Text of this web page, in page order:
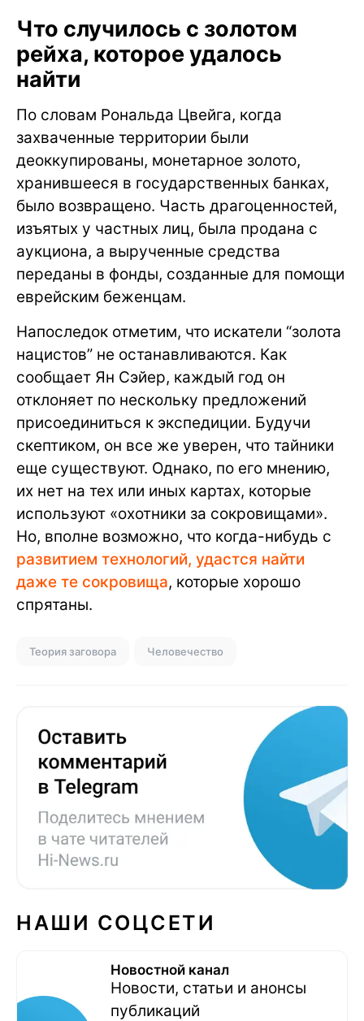
Что случилось с золотом
рейха, которое удалось
найти
По словам Рональда Цвейга, когда
захваченные территории были
деоккупированы, монетарное золото,
хранившееся в государственных банках,
было возвращено. Часть драгоценностей,
изъятых у частных лиц, была продана с
аукциона, а вырученные средства
переданы в фонды, созданные для помощи
еврейским беженцам.
Напоследок отметим, что искатели “золота
нацистов” не останавливаются. Как
сообщает Ян Сэйер, каждый год он
отклоняет по нескольку предложений
присоединиться к экспедиции. Будучи
скептиком, он все же уверен, что тайники
еще существуют. Однако, по его мнению,
их нет на тех или иных картах, которые
используют «охотники за сокровищами».
Но, вполне возможно, что когда-нибудь с
развитием технологий, удастся найти
даже те сокровища, которые хорошо
спрятаны.
Теория заговора Человечество
НАШИ СОЦСЕТИ
Новостной канал
Новости, статьи и анонсы
публикаций